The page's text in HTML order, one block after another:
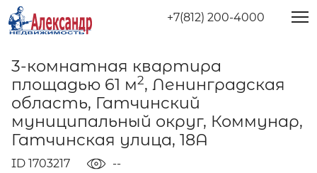
+7(812) 200-4000
3-комнатная квартира
площадью 61 м2, Ленинградская
область, Гатчинский
муниципальный округ, Коммунар,
Гатчинская улица, 18А
ID 1703217 --